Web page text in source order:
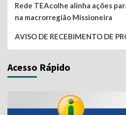
Rede TEAcolhe alinha ações
na macrorregião Missioneira
AVISO DE RECEBIMENTO DE
Acesso Rápido